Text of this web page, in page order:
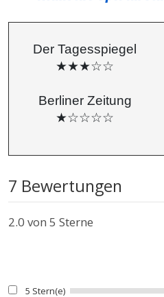
Der Tagesspiegel
★★★☆☆
Berliner Zeitung
★☆☆☆☆
7 Bewertungen
2.0 von 5 Sterne
5 Stern(e)